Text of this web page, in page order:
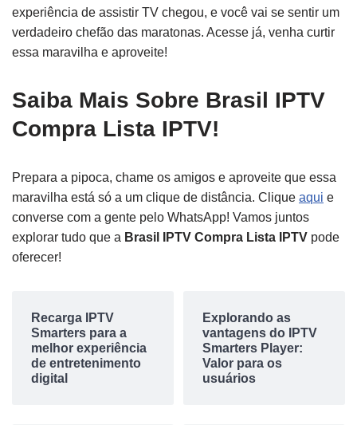
experiência de assistir TV chegou, e você vai se sentir um
verdadeiro chefão das maratonas. Acesse já, venha curtir
essa maravilha e aproveite!
Saiba Mais Sobre Brasil IPTV
Compra Lista IPTV!
Prepara a pipoca, chame os amigos e aproveite que essa
maravilha está só a um clique de distância. Clique aqui e
converse com a gente pelo WhatsApp! Vamos juntos
explorar tudo que a Brasil IPTV Compra Lista IPTV pode
oferecer!
Recarga IPTV
Smarters para a
melhor experiência
de entretenimento
digital
Explorando as
vantagens do IPTV
Smarters Player:
Valor para os
usuários